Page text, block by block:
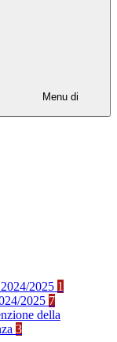
Menu di
2025 1
2025 7
della
3